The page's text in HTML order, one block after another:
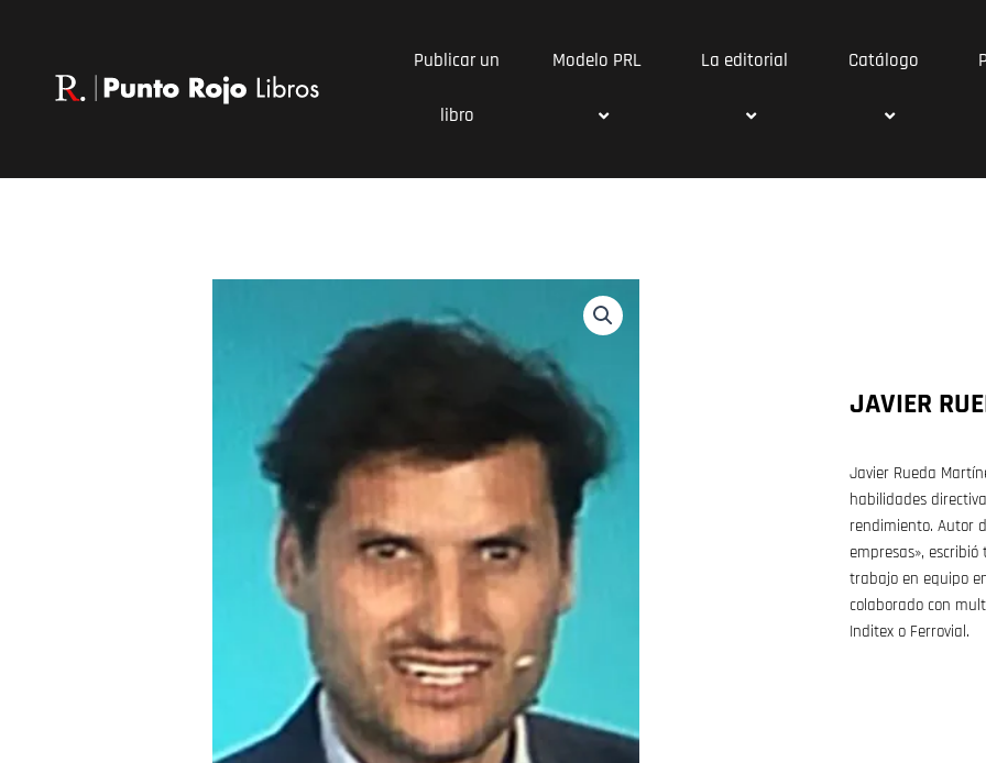
Publicar un
libro
Modelo PRL La editorial Catálogo
JAVIER
Javier Rueda
habilidades
rendimiento. Autor
empresas»,
trabajo en equipo
colaborado con
Inditex o Ferrovial.